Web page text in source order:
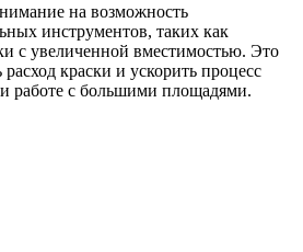
на возможность
инструментов, таких как
с увеличенной вместимостью. Это
краски и ускорить процесс
работе с большими площадями.